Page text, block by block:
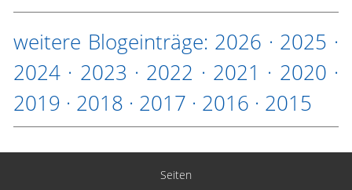
weitere Blogeinträge: 2026 · 2025 ·
2024 · 2023 · 2022 · 2021 · 2020 ·
2019 · 2018 · 2017 · 2016 · 2015
Seiten